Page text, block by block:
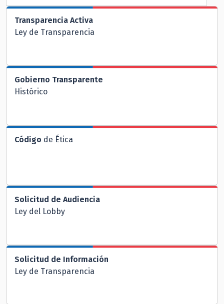
Transparencia Activa
Ley de Transparencia
Gobierno Transparente
Histórico
Código de Ética
Solicitud de Audiencia
Ley del Lobby
Solicitud de Información
Ley de Transparencia